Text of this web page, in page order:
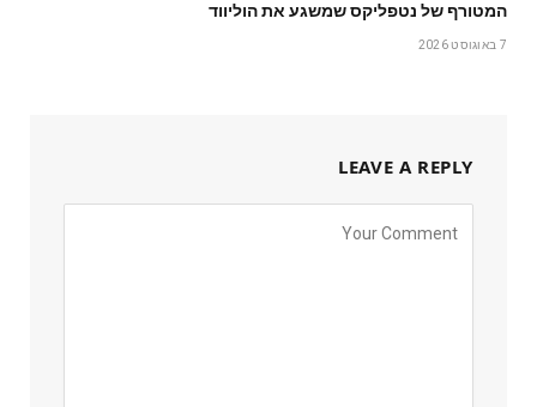
המטורף של נטפליקס שמשגע את הוליווד
7 באוגוסט 2026
LEAVE A REPLY